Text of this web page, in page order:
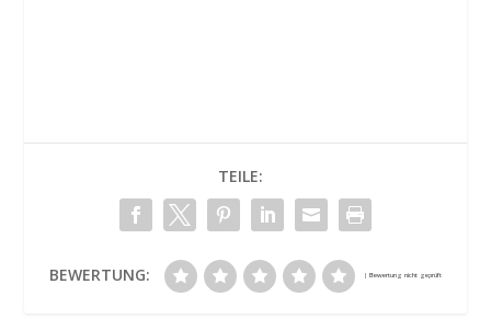
TEILE:
BEWERTUNG: